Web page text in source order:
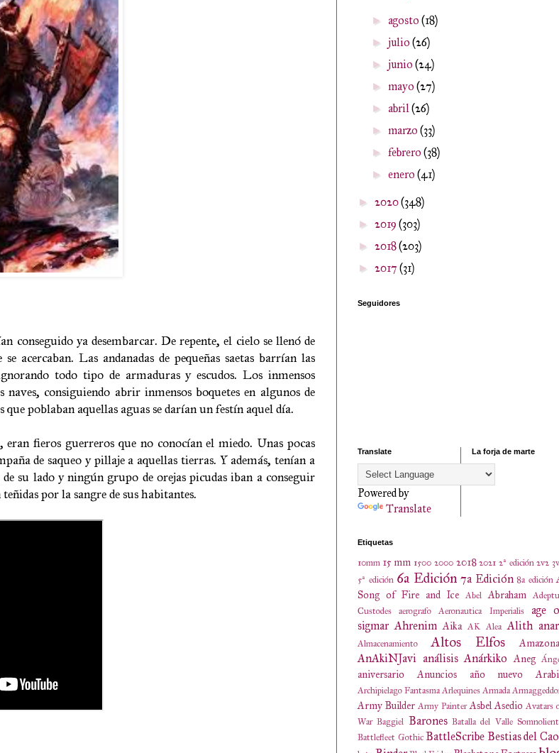
ya desembarcar. De repente, el cielo se llenó de
acercaban. Las andanadas de pequeñas saetas barrían las
todo tipo de armaduras y escudos. Los inmensos
consiguiendo abrir inmensos boquetes en algunos de
poblaban aquellas aguas se darían un festín aquel día.
fieros guerreros que no conocían el miedo. Unas pocas
de saqueo y pillaje a aquellas tierras. Y además, tenían a
su lado y ningún grupo de orejas picudas iban a conseguir
por la sangre de sus habitantes.
► agosto(18)
►julio(26)
►junio(24)
► mayo(27)
► abril(26)
► marzo(33)
►febrero(38)
►enero(41)
► 2020(348)
► 2019 (303)
► 2018(203)
► 2017 (31)
Seguidores
Translate
Powered by
Translate
La forja de marte
Etiquetas
10mm 15 mm 1500 2000 2018 2021 2ª edición 2v2
5ª edición 6a Edición 7a Edición 8a edición
Song of Fire and Ice Abel Abraham
Custodes
aerografo Aeronautica Imperialis
age
sigmar Ahrenim Aika AK Alea Alith
Almacenamiento Altos Elfos
AnAkiNJavi análisis Anárkiko Aneg
aniversario Anuncios año nuevo
Archipielago FantasmaArlequinesArmada
Army Builder Army Painter Asbel Asedio Avatars
War Baggiel Barones Batalla del Valle
Battlefleet Gothic BattleScribe Bestias del